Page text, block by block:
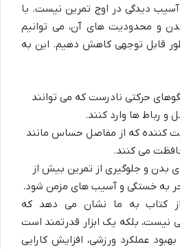
آسیب دیدگی در اوج تمرین نیست. با
و محدودیت های آن، می توانیم
قابل توجهی کاهش دهیم. این به
حرکتی نادرست که می توانند
و رباط ها وارد کنند.
کننده که از مفاصل حساس مانند
می کنند.
بدن و جلوگیری از تمرین بیش از
به خستگی و آسیب های مزمن شود.
کتاب به ما نشان می دهد که
نیست، بلکه یک ابزار قدرتمند است
عملکرد ورزشی، افزایش کارایی